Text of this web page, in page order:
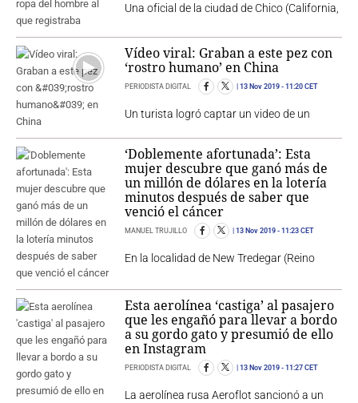
Una oficial de la ciudad de Chico (California,
Vídeo viral: Graban a este pez con
‘rostro humano’ en China
PERIODISTA DIGITAL 13 Nov 2019 - 11:20 CET
Un turista logró captar un video de un
‘Doblemente afortunada’: Esta
mujer descubre que ganó más de
un millón de dólares en la lotería
minutos después de saber que
venció el cáncer
MANUEL TRUJILLO 13 Nov 2019 - 11:23 CET
En la localidad de New Tredegar (Reino
Esta aerolínea ‘castiga’ al pasajero
que les engañó para llevar a bordo
a su gordo gato y presumió de ello
en Instagram
PERIODISTA DIGITAL 13 Nov 2019 - 11:27 CET
La aerolínea rusa Aeroflot sancionó a un